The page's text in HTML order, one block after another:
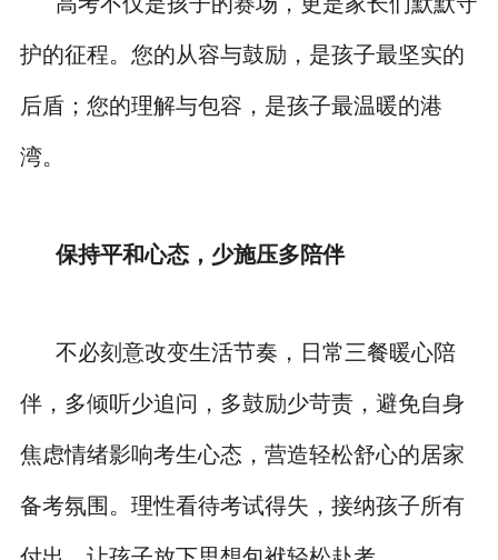
护的征程。您的从容与鼓励，是孩子最坚实的
后盾；您的理解与包容，是孩子最温暖的港
湾。
保持平和心态，少施压多陪伴
不必刻意改变生活节奏，日常三餐暖心陪
伴，多倾听少追问，多鼓励少苛责，避免自身
焦虑情绪影响考生心态，营造轻松舒心的居家
备考氛围。理性看待考试得失，接纳孩子所有